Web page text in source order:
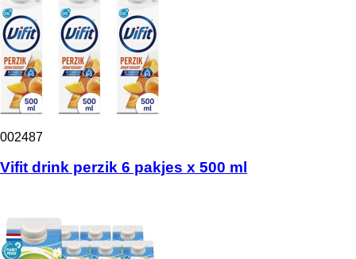
002487
Vifit drink perzik 6 pakjes x 500 ml